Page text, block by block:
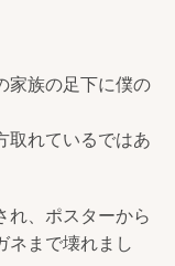
家族の足下に僕の
取れているではあ
れ、ポスターから
ネまで壊れまし